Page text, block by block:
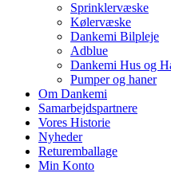
Sprinklervæske
Kølervæske
Dankemi Bilpleje
Adblue
Dankemi Hus og
Pumper og haner
Om Dankemi
Samarbejdspartnere
Vores Historie
Nyheder
Returemballage
Min Konto